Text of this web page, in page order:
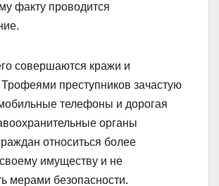
факту проводится
совершаются кражи и
преступников зачастую
телефоны и дорогая
органы
относиться более
имуществу и не
мерами безопасности.